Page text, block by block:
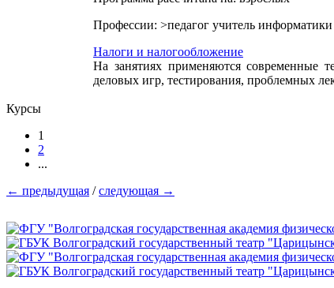
Профессии: >педагог учитель информатики
Налоги и налогообложение
На занятиях применяются современные
деловых игр, тестирования, проблемных
Курсы
1
2
...
← предыдущая /следующая →